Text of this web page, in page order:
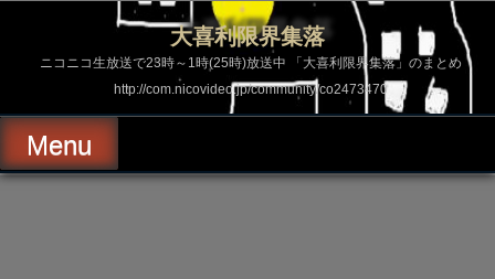
ス
ッ
プ
大喜利限界集落
ニコニコ生放送で23時～1時(25時)放送中 「大喜利限界集落」のまとめ
http://com.nicovideo.jp/community/co2473470
Menu